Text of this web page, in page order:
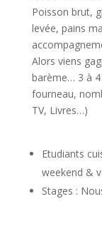
Poisson brut,
levée, pains
Alors viens
barème… 3 à
fourneau,
TV, Livres…)
Etudiants
weekend &
Stages :